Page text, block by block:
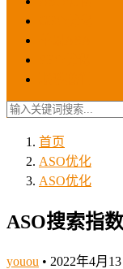
首页
ASO优化
ASO优化
ASO搜索指
youou • 2022年4月